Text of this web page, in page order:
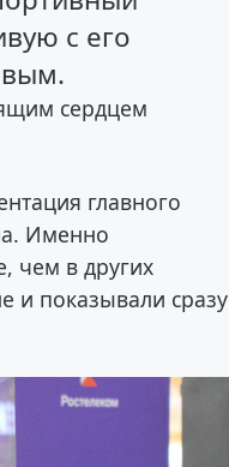
с его
сердцем
главного
Именно
чем в других
и показывали сразу